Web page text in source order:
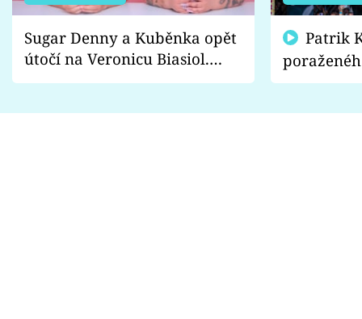
Sugar Denny a Kuběnka opět
útočí na Veronicu Biasiol.
Proč je podle nich falešná a
fanoušci